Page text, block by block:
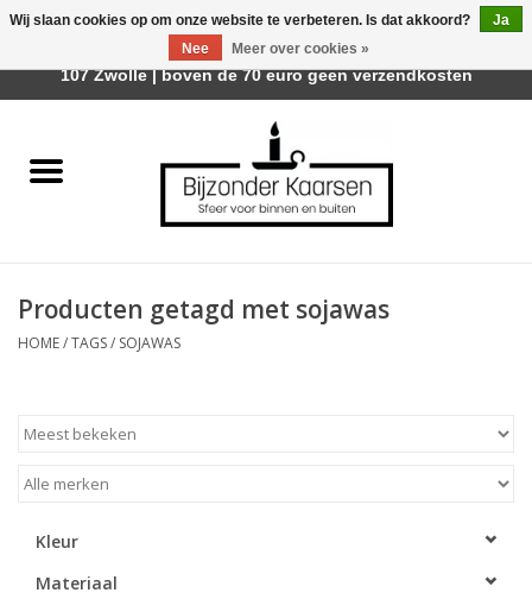
Räder Design Stories
Geurkaarsen
LED Kaarsen
Producten getagd met sojawas
HOME/TAGS/ SOJAWAS
Kleur
Materiaal
Wij slaan cookies op om onze website te verbeteren. Is dat akkoord?
Ja
Nee
Meer over cookies »
Afhalen is mogelijk bij Trotz Woon & Cadeau | Belvederelaan
107 Zwolle | boven de 70 euro geen verzendkosten